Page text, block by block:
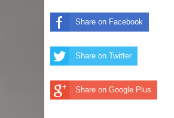
Share on Facebook
Share on Twitter
Share on Google Plus